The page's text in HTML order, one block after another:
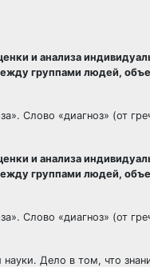
и анализа
группами людей,
Слово «диагноз» (от
и анализа
группами людей,
Слово «диагноз» (от
науки. Дело в том, что